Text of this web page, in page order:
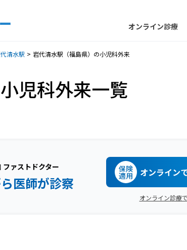
オンライン診療
清水駅 岩代清水駅（福島県）の小児科外来
児科外来一覧
ファストドクター
医師が診察
保険
適用 オンライン
オンライン診療